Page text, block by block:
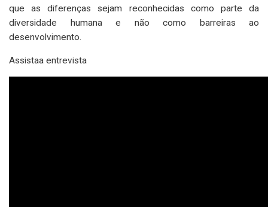
que as diferenças sejam reconhecidas como parte da
diversidade humana e não como barreiras ao
desenvolvimento.
Assistaa entrevista